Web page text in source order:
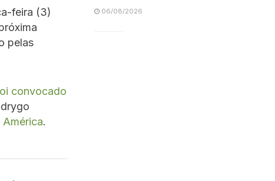
feira (3)
pelas
convocado
América.
06/08/2026